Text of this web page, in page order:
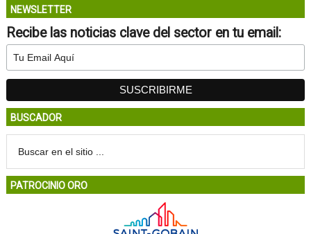
NEWSLETTER
Recibe las noticias clave del sector en tu email:
BUSCADOR
PATROCINIO ORO